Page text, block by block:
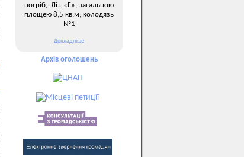
погріб, Літ. «Г», загальною
площею 8,5 кв.м; колодязь
№1
Докладніше
Архів оголошень